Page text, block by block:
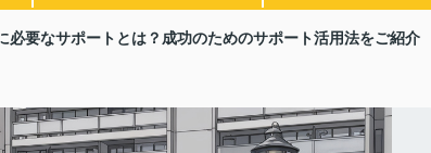
必要なサポートとは？成功のためのサポート活用法をご紹介